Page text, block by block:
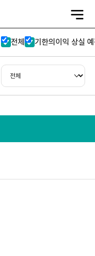
전
체
기
전체 기한의이익 상실